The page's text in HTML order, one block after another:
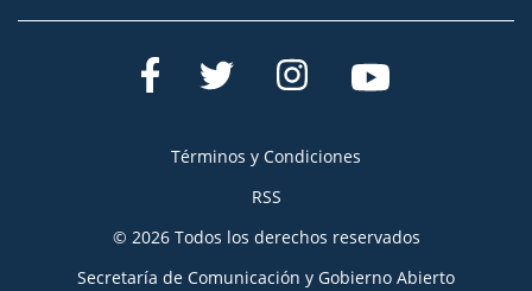
Términos y Condiciones
RSS
© 2026 Todos los derechos reservados
Secretaría de Comunicación y Gobierno Abierto